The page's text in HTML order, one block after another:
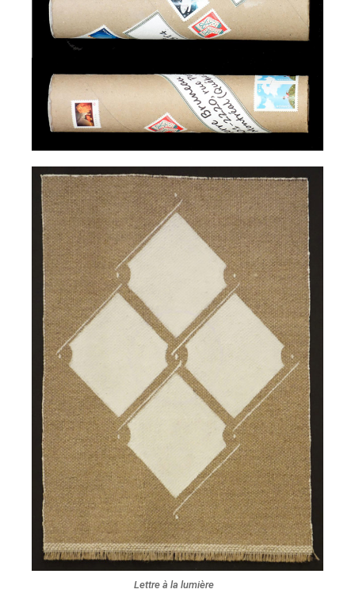
Lettre à la lumière